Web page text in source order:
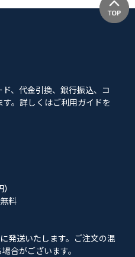
、代金引換、銀行振込、コ
。詳しくはご利用ガイドを
料
発送いたします。ご注文の混
合がございます。